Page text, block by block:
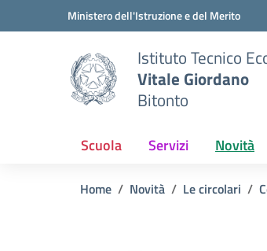
Vai ai contenuti
Vai al menu di navigazioneMinistero dell'Istruzione e del Merito
Istituto Tecnico
Vitale Giordano
Bitonto
Scuola Servizi Novità
Home Novità Le circolari